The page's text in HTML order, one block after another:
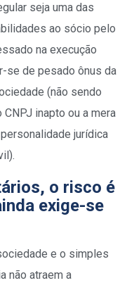
seja uma das
ao sócio pelo
na execução
se de pesado ônus da
(não sendo
inapto ou a mera
jurídica
o risco é
exige-se
e o simples
não atraem a